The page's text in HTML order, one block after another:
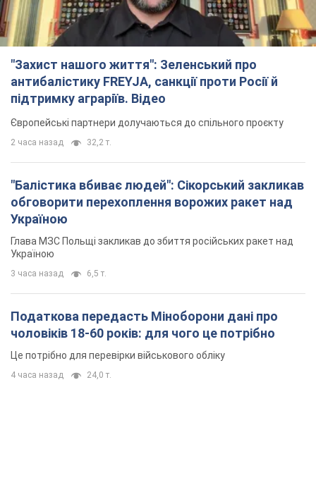
"Захист нашого життя": Зеленський про
антибалістику FREYJA, санкції проти Росії й
підтримку аграріїв. Відео
Європейські партнери долучаються до спільного проєкту
2 часа назад 32,2 т.
"Балістика вбиває людей": Сікорський закликав
обговорити перехоплення ворожих ракет над
Україною
Глава МЗС Польщі закликав до збиття російських ракет над
Україною
3 часа назад 6,5 т.
Податкова передасть Міноборони дані про
чоловіків 18-60 років: для чого це потрібно
Це потрібно для перевірки військового обліку
4 часа назад 24,0 т.